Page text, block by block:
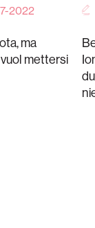
2022
ma
mettersi